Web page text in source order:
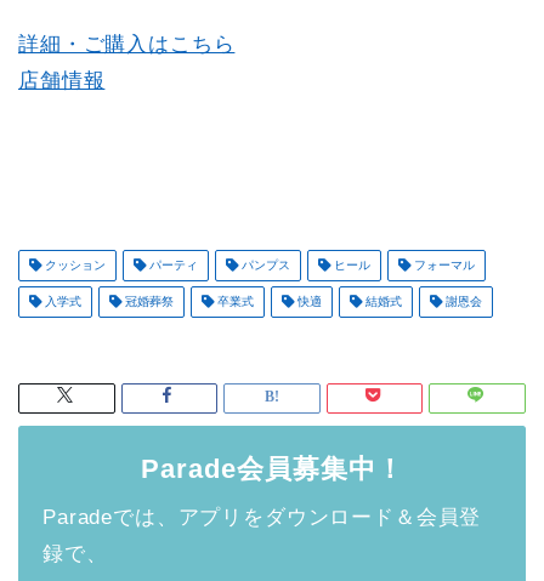
詳細・ご購入はこちら
店舗情報
クッション パーティ パンプス ヒール フォーマル
入学式 冠婚葬祭 卒業式 快適 結婚式 謝恩会
Parade会員募集中！
Paradeでは、アプリをダウンロード＆会員登
録で、